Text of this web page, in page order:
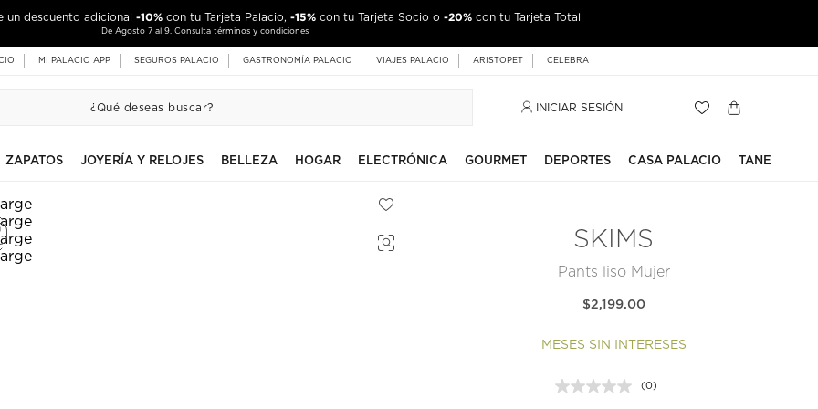
un descuento adicional -10% con tu Tarjeta Palacio, -15% con tu Tarjeta Socio o -20% con tu Tarjeta Total
De Agosto 7 al 9. Consulta términos y condiciones
MI PALACIO APP SEGUROS PALACIO GASTRONOMÍA PALACIO VIAJES PALACIO ARISTOPET CELEBRA
INICIAR SESIÓN
ZAPATOS JOYERÍA Y RELOJES BELLEZA HOGAR ELECTRÓNICA GOURMET DEPORTES CASA PALACIO TANE
SKIMS
Pants liso Mujer
$2,199.00
MESES SIN INTERESES
Sin
(0)